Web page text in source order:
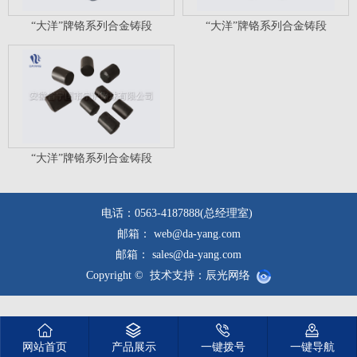
网站首页 产品展示 一键拨号 一键导航
“大洋”牌铬系列合金铸段 “大洋”牌铬系列合金铸段
“大洋”牌铬系列合金铸段
电话：0563-4187888(总经理室)
邮箱： web@da-yang.com
邮箱： sales@da-yang.com
Copyright © 技术支持：辰光网络